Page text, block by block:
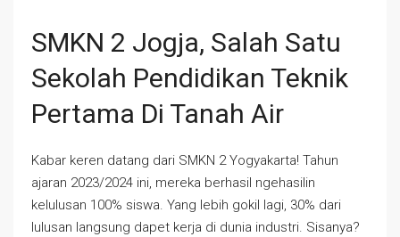
SMKN 2 Jogja, Salah Satu
Sekolah Pendidikan Teknik
Pertama Di Tanah Air
Kabar keren datang dari SMKN 2 Yogyakarta! Tahun
ajaran 2023/2024 ini, mereka berhasil ngehasilin
kelulusan 100% siswa. Yang lebih gokil lagi, 30% dari
lulusan langsung dapet kerja di dunia industri. Sisanya?